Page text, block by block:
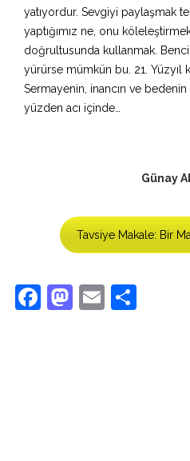
yatıyordur. Sevgiyi paylaşmak
yaptığımız ne, onu
doğrultusunda kullanmak.
yürürse mümkün bu. 21. Yüzyıl
Sermayenin, inancın ve
yüzden acı içinde…
Günay
Tavsiye Makale: Bir
Facebook
Mastodon
Email